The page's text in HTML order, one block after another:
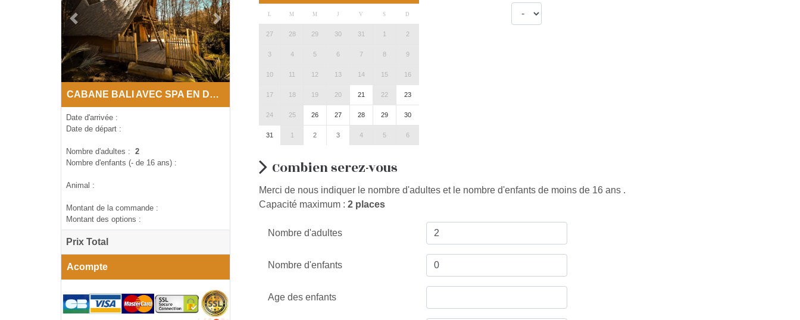
L M M J V S D
27 28 29 30 31 1 2
3 4 5 6 7 8 9
10 11 12 13 14 15 16
17 18 19 20 21 22 23
24 25 26 27 28 29 30
31 1 2 3 4 5 6
Combien serez-vous
Merci de nous indiquer le nombre d'adultes et le nombre d'enfants de moins de 16 ans .
Capacité maximum : 2 places
Nombre d'adultes
Nombre d'enfants
Age des enfants
Previous Next
CABANE BALI AVEC SPA EN DORDOGNE
Date d'arrivée :
Date de départ :
Nombre d'adultes : 2
Nombre d'enfants (- de 16 ans) :
Animal :
Montant de la commande :
Montant des options :
Prix Total
Acompte